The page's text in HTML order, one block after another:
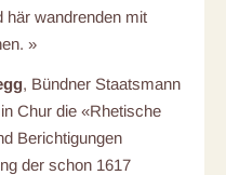
här wandrenden mit
»
, Bündner Staatsmann
Chur die «Rhetische
Berichtigungen
der schon 1617